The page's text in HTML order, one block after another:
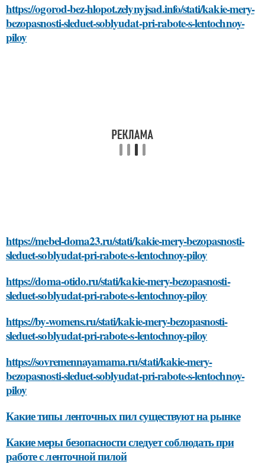
https://ogorod-bez-hlopot.zelynyjsad.info/stati/kakie-mery-
bezopasnosti-sleduet-soblyudat-pri-rabote-s-lentochnoy-
piloy
https://mebel-doma23.ru/stati/kakie-mery-bezopasnosti-
sleduet-soblyudat-pri-rabote-s-lentochnoy-piloy
https://doma-otido.ru/stati/kakie-mery-bezopasnosti-
sleduet-soblyudat-pri-rabote-s-lentochnoy-piloy
https://by-womens.ru/stati/kakie-mery-bezopasnosti-
sleduet-soblyudat-pri-rabote-s-lentochnoy-piloy
https://sovremennayamama.ru/stati/kakie-mery-
bezopasnosti-sleduet-soblyudat-pri-rabote-s-lentochnoy-
piloy
Какие типы ленточных пил существуют на рынке
Какие меры безопасности следует соблюдать при
работе с ленточной пилой